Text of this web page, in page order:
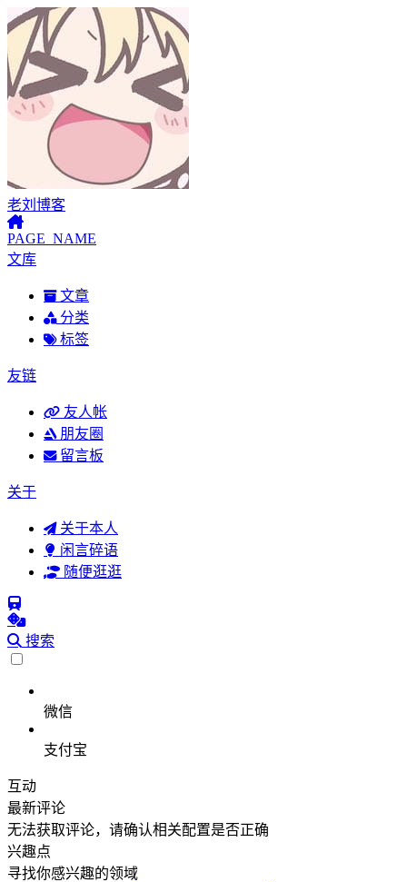
老刘博客
PAGE_NAME
文库
文章
分类
标签
友链
友人帐
朋友圈
留言板
关于
关于本人
闲言碎语
随便逛逛
搜索
微信
支付宝
互动
最新评论
无法获取评论，请确认相关配置是否正确
兴趣点
寻找你感兴趣的领域